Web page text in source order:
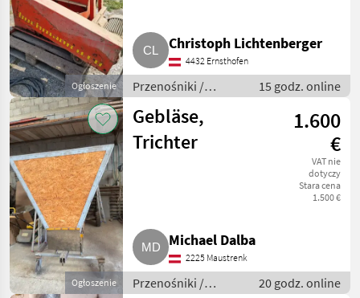
Ogłoszenie
Christoph Lichtenberger
4432 Ernsthofen
Przenośniki /
Przenośniki
dmuchawe
15 godz. online
Ogłoszenie
Gebläse,
Trichter
1.600
€
VAT nie
dotyczy
Stara cena
1.500 €
Michael Dalba
2225 Maustrenk
Przenośniki /
20 godz. online